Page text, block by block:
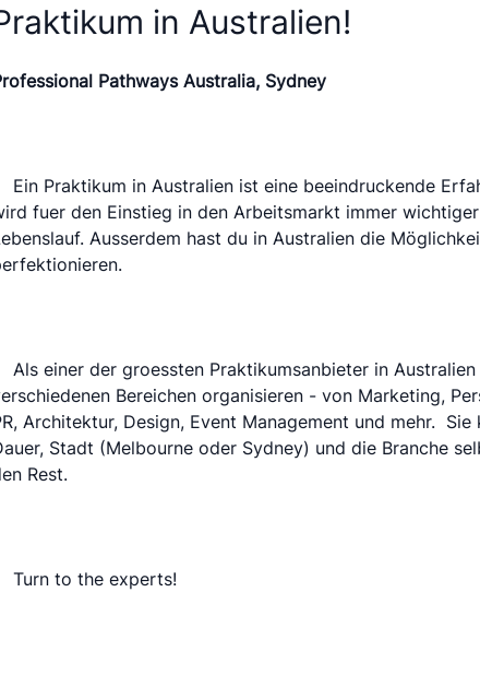
in Australien!
Pathways Australia, Sydney
fuer den Einstieg in den Arbeitsmarkt immer
Ausserdem hast du in Australien die
Bereichen organisieren - von Marketing,
Architektur, Design, Event Management und mehr.
Stadt (Melbourne oder Sydney) und die Branche
Rest.
Turn to the experts!